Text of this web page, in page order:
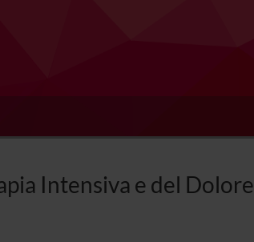
Intensiva e del Dolore